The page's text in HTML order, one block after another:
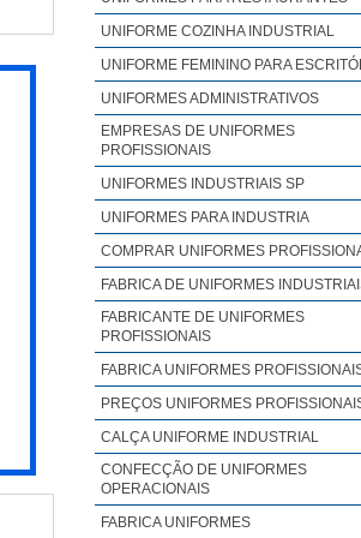
e
a
UNIFORME COZINHA INDUSTRIAL
UNIFORME FEMININO PARA
UNIFORMES ADMINISTRATIVOS
EMPRESAS DE UNIFORMES
PROFISSIONAIS
UNIFORMES INDUSTRIAIS SP
UNIFORMES PARA INDUSTRIA
COMPRAR UNIFORMES
FABRICA DE UNIFORMES
FABRICANTE DE UNIFORMES
PROFISSIONAIS
FABRICA UNIFORMES
PREÇOS UNIFORMES
CALÇA UNIFORME INDUSTRIAL
CONFECÇÃO DE UNIFORMES
OPERACIONAIS
FABRICA UNIFORMES